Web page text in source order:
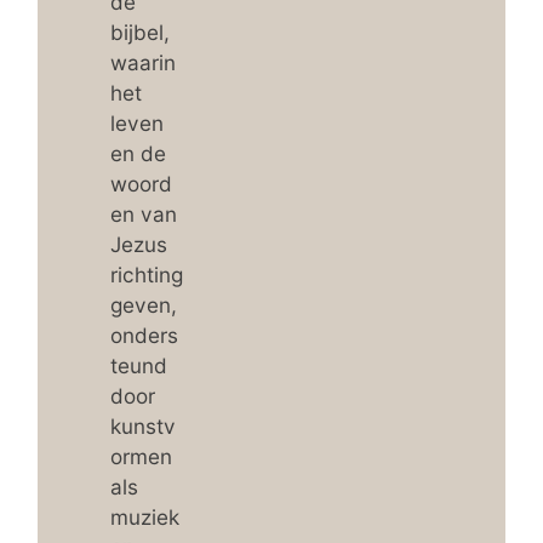
bijbel,
waarin
het
leven
en de
woord
en van
Jezus
richting
geven,
onders
teund
door
kunstv
ormen
als
muziek